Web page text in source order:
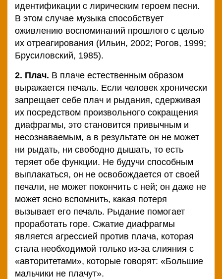
идентификации с лирическим героем песни.
В этом случае музыка способствует
оживлению воспоминаний прошлого с целью
их отреагирования (Ильин, 2002; Рогов, 1999;
Брусиловский, 1985).
2. Плач. В плаче естественным образом
выражается печаль. Если человек хронически
запрещает себе плач и рыдания, сдерживая
их посредством произвольного сокращения
диафрагмы, это становится привычным и
несознаваемым, а в результате он не может
ни рыдать, ни свободно дышать, то есть
теряет обе функции. Не будучи способным
выплакаться, он не освобождается от своей
печали, не может покончить с ней; он даже не
может ясно вспомнить, какая потеря
вызывает его печаль. Рыдание помогает
проработать горе. Сжатие диафрагмы
является агрессией против плача, которая
стала необходимой только из-за слияния с
«авторитетами», которые говорят: «Большие
мальчики не плачут».